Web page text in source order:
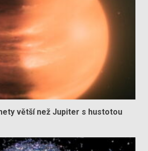
větší než Jupiter s hustotou